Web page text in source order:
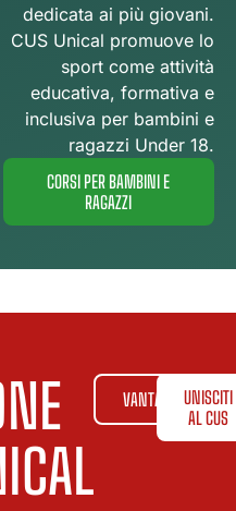
dedicata ai più giovani.
CUS Unical promuove lo
sport come attività
educativa, formativa e
inclusiva per bambini e
ragazzi Under 18.
CORSI PER BAMBINI E
RAGAZZI
VANTAGGI
UNISCITI
AL CUS